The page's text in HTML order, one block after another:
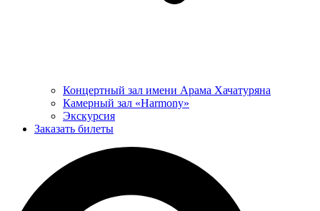
Концертный зал имени Арама Хачатуряна
Камерный зал «Harmony»
Экскурсия
Заказать билеты